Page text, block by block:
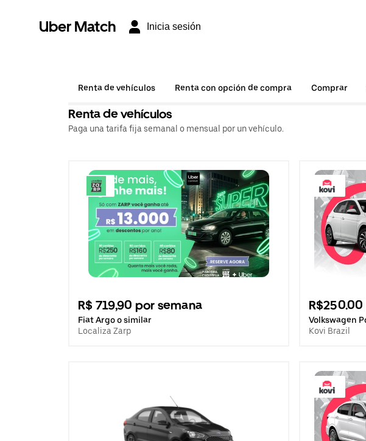
Uber Match Inicia sesión
Renta de vehículos Renta con opción de compra Comprar
Renta de vehículos
Paga una tarifa fija semanal o mensual por un vehículo.
R$ 719,90 por semana
Fiat Argo o similar
Localiza Zarp
Volkswagen
Kovi Brazil